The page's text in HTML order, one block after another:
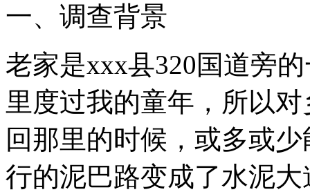
一、调查背景
老家是xxx县320国道旁
里度过我的童年，所以
回那里的时候，或多或
行的泥巴路变成了水泥